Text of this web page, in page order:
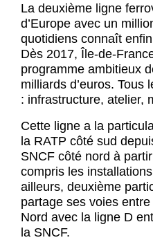
La deuxième ligne
d’Europe avec un
quotidiens connaît
Dès 2017, Île-de-
programme ambitieux
milliards d’euros. Tous
: infrastructure, atelier,
Cette ligne a la
la RATP côté sud
SNCF côté nord à
compris les
ailleurs, deuxième
partage ses voies
Nord avec la ligne D
la SNCF.